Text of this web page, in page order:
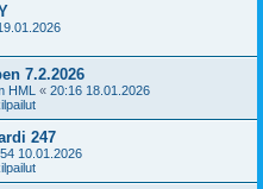
7.2.2026
HML « 20:16 18.01.2026
247
10.01.2026